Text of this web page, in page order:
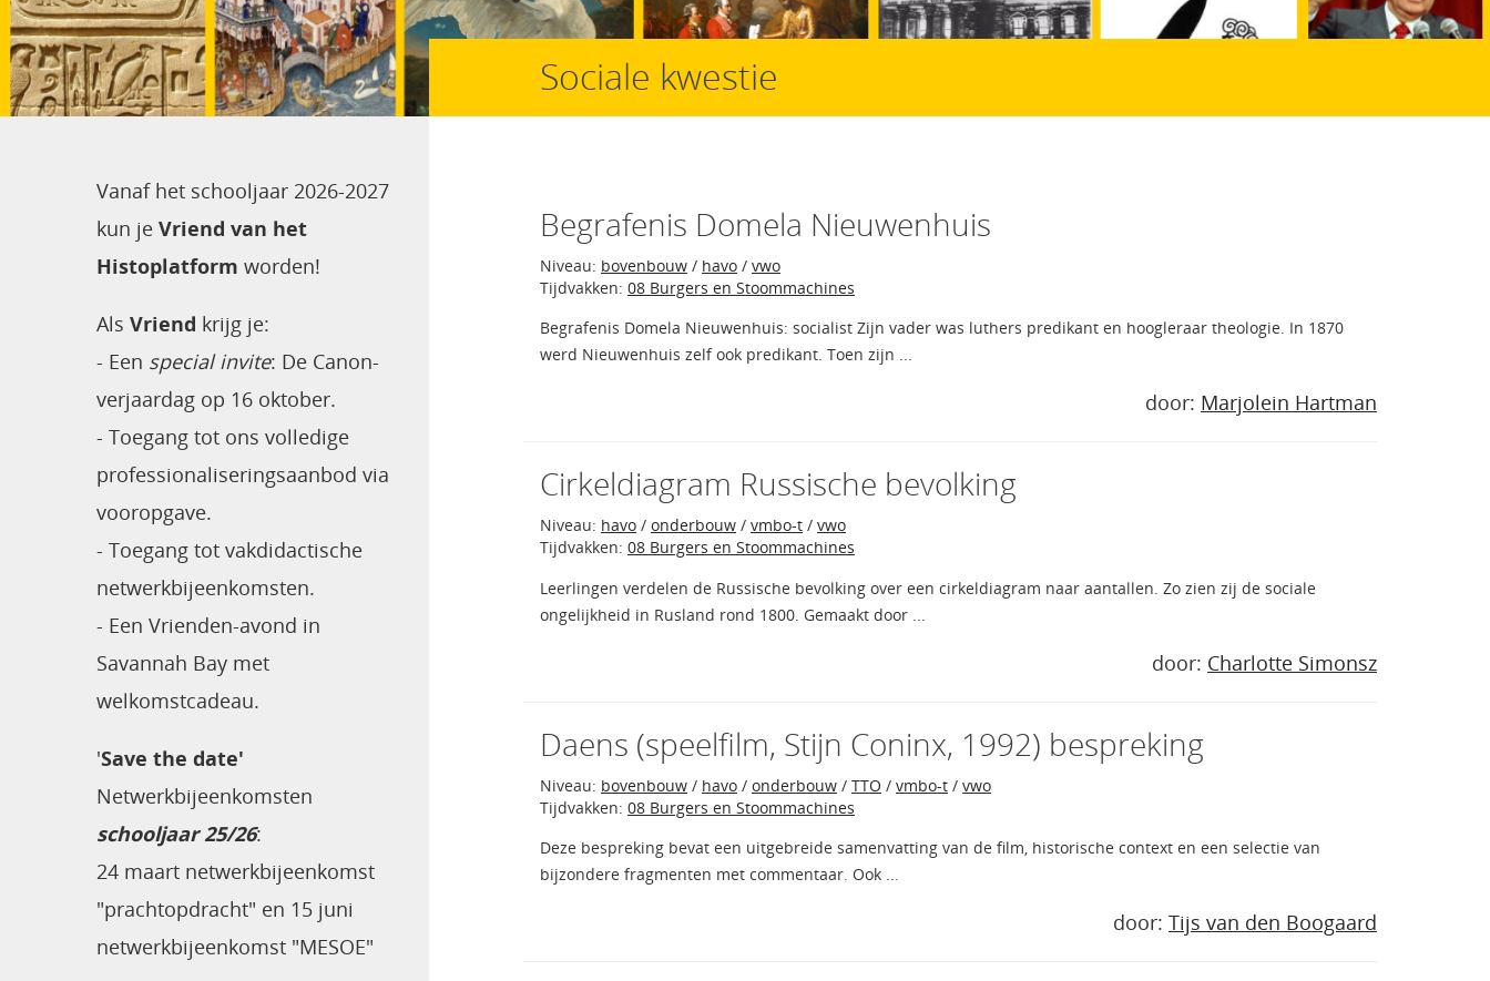
Vanaf het schooljaar 2026-2027
kun je Vriend van het
Histoplatform worden!
Als Vriend krijg je:
- Een special invite: De Canon-
verjaardag op 16 oktober.
- Toegang tot ons volledige
professionaliseringsaanbod via
vooropgave.
- Toegang tot vakdidactische
netwerkbijeenkomsten.
- Een Vrienden-avond in
Savannah Bay met
welkomstcadeau.
'Save the date'
Netwerkbijeenkomsten
schooljaar 25/26:
24 maart netwerkbijeenkomst
"prachtopdracht" en 15 juni
netwerkbijeenkomst "MESOE"
Sociale kwestie
Begrafenis Domela Nieuwenhuis
Niveau: bovenbouw / havo / vwo
Tijdvakken: 08 Burgers en Stoommachines
Begrafenis Domela Nieuwenhuis: socialist Zijn vader was luthers predikant en hoogleraar theologie. In 1870
werd Nieuwenhuis zelf ook predikant. Toen zijn ...
door: Marjolein Hartman
Cirkeldiagram Russische bevolking
Niveau: havo / onderbouw / vmbo-t / vwo
Tijdvakken: 08 Burgers en Stoommachines
Leerlingen verdelen de Russische bevolking over een cirkeldiagram naar aantallen. Zo zien zij de sociale
ongelijkheid in Rusland rond 1800. Gemaakt door ...
door: Charlotte Simonsz
Daens (speelfilm, Stijn Coninx, 1992) bespreking
Niveau: bovenbouw / havo / onderbouw / TTO / vmbo-t / vwo
Tijdvakken: 08 Burgers en Stoommachines
Deze bespreking bevat een uitgebreide samenvatting van de film, historische context en een selectie van
bijzondere fragmenten met commentaar. Ook ...
door: Tijs van den Boogaard